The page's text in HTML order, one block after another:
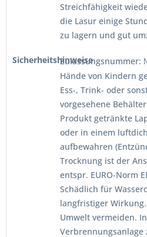
Streichfähigkeit
die Lasur einige
zu lagern und gut
SicherheitshinweiseZulassungsnummer:
Hände von Kindern
Ess-, Trink- oder
vorgesehene
Produkt getränkte
oder in einem
aufbewahren
Trocknung ist der
entspr. EURO-Norm
Schädlich für
langfristiger
Umwelt vermeiden.